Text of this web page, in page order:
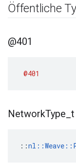
Öffentliche
@401
@401
NetworkType t
::